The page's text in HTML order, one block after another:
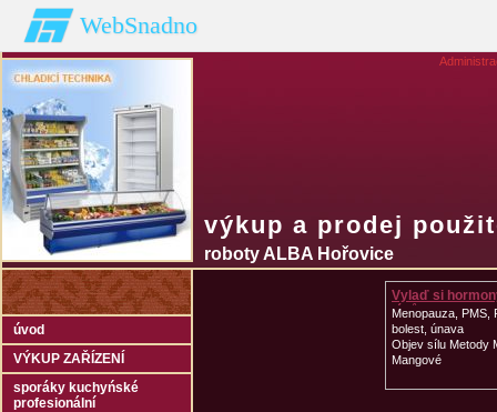
WebSnadno
výkup a prodej
roboty ALBA Hořovice
úvod
VÝKUP ZAŘÍZENÍ
sporáky kuchyńské
profesionální
Vylaď si
léků
Menopauza, PMS,
bolest, únava
Objev sílu Metody
Mangové